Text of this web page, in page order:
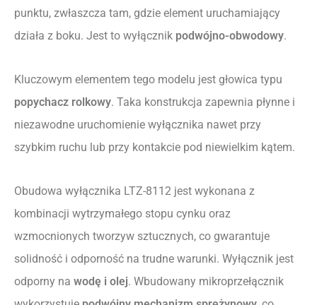
punktu, zwłaszcza tam, gdzie element uruchamiający
działa z boku. Jest to wyłącznik podwójno-obwodowy.
Kluczowym elementem tego modelu jest głowica typu
popychacz rolkowy. Taka konstrukcja zapewnia płynne i
niezawodne uruchomienie wyłącznika nawet przy
szybkim ruchu lub przy kontakcie pod niewielkim kątem.
Obudowa wyłącznika LTZ-8112 jest wykonana z
kombinacji wytrzymałego stopu cynku oraz
wzmocnionych tworzyw sztucznych, co gwarantuje
solidność i odporność na trudne warunki. Wyłącznik jest
odporny na wodę i olej. Wbudowany mikroprzełącznik